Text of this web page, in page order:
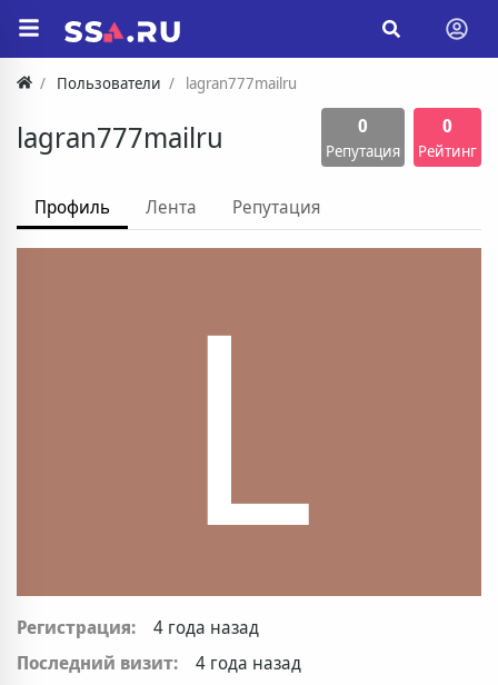
Пользователи lagran777mailru
lagran777mailru 0
Репутация
0
Рейтинг
Профиль Лента Репутация
L
Регистрация:
4 года назад
Последний визит:
4 года назад